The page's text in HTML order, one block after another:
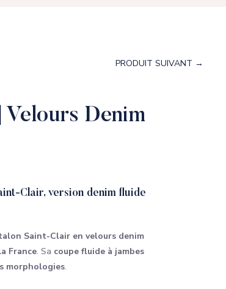
PRODUIT SUIVANT →
Velours Denim
Clair, version denim fluide
Saint-Clair en velours denim
France. Sa coupe fluide à jambes
morphologies.